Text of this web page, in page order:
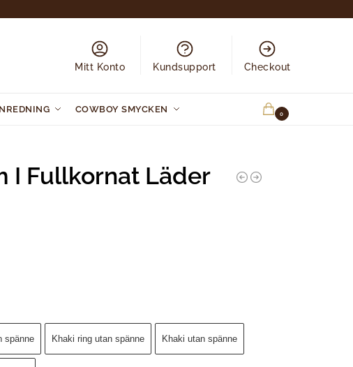
Mitt Konto Kundsupport Checkout
COWBOY SMYCKEN 0
I Fullkornat Läder
spänne Khaki ring utan spänne Khaki utan spänne